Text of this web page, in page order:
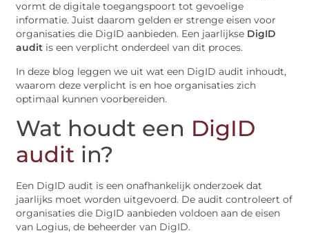
vormt de digitale toegangspoort tot gevoelige
informatie. Juist daarom gelden er strenge eisen voor
organisaties die DigID aanbieden. Een jaarlijkse DigID
audit is een verplicht onderdeel van dit proces.
In deze blog leggen we uit wat een DigID audit inhoudt,
waarom deze verplicht is en hoe organisaties zich
optimaal kunnen voorbereiden.
Wat houdt een DigID
audit in?
Een DigID audit is een onafhankelijk onderzoek dat
jaarlijks moet worden uitgevoerd. De audit controleert of
organisaties die DigID aanbieden voldoen aan de eisen
van Logius, de beheerder van DigID.